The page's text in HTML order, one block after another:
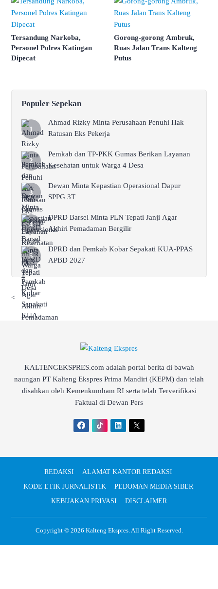
Tersandung Narkoba,
Personel Polres Katingan
Dipecat
Gorong-gorong Ambruk,
Ruas Jalan Trans Kalteng
Putus
Populer Sepekan
Ahmad Rizky Minta Perusahaan Penuhi Hak
Ratusan Eks Pekerja
Pemkab dan TP-PKK Gumas Berikan Layanan
Kesehatan untuk Warga 4 Desa
Dewan Minta Kepastian Operasional Dapur
SPPG 3T
DPRD Barsel Minta PLN Tepati Janji Agar
Akhiri Pemadaman Bergilir
DPRD dan Pemkab Kobar Sepakati KUA-PPAS
APBD 2027
<
KALTENGEKSPRES.com adalah portal berita di bawah
naungan PT Kalteng Ekspres Prima Mandiri (KEPM) dan telah
disahkan oleh Kemenkumham RI serta telah Terverifikasi
Faktual di Dewan Pers
REDAKSI
ALAMAT KANTOR REDAKSI
KODE ETIK JURNALISTIK
PEDOMAN MEDIA SIBER
KEBIJAKAN PRIVASI
DISCLAIMER
Copyright © 2026 Kalteng Ekspres. All Right Reserved.